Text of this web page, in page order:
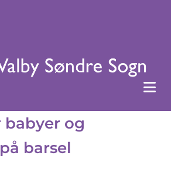
babyer og
barsel